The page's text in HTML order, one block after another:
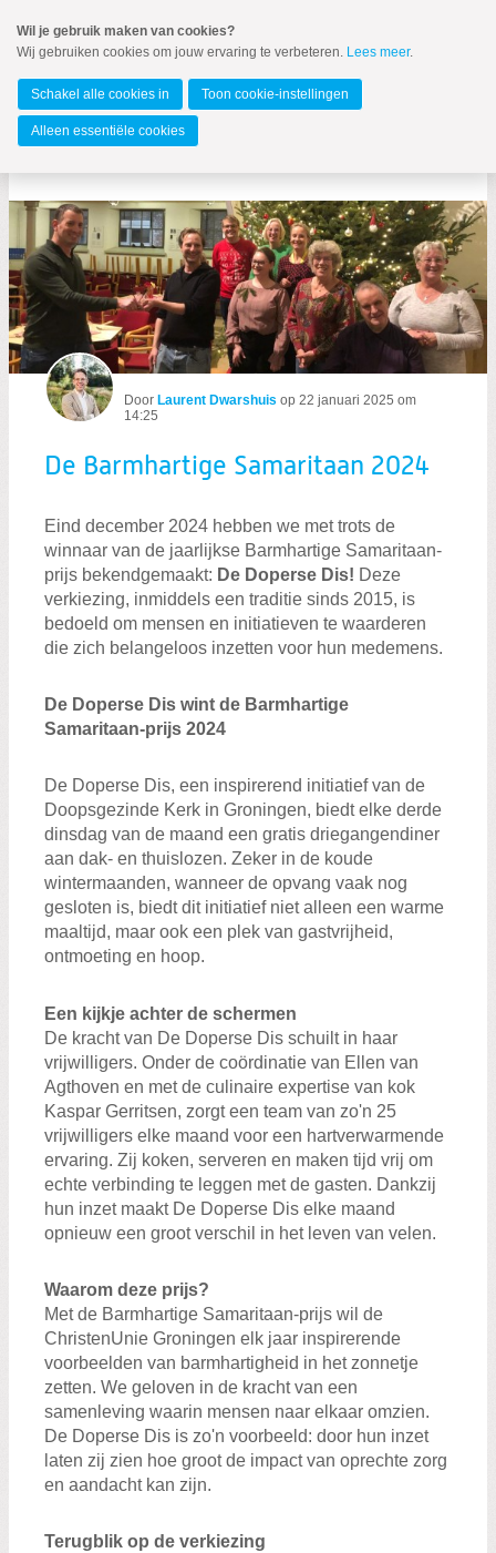
naar
Spring
de
inhoud
Spring
naar
Gemeente Groningen
MENU
Zoeken:
Door Laurent Dwarshuis op 22 januari 2025 om
14:25
De Barmhartige Samaritaan 2024
Eind december 2024 hebben we met trots de
winnaar van de jaarlijkse Barmhartige Samaritaan-
prijs bekendgemaakt: De Doperse Dis! Deze
verkiezing, inmiddels een traditie sinds 2015, is
bedoeld om mensen en initiatieven te waarderen
die zich belangeloos inzetten voor hun medemens.
De Doperse Dis wint de Barmhartige
Samaritaan-prijs 2024
De Doperse Dis, een inspirerend initiatief van de
Doopsgezinde Kerk in Groningen, biedt elke derde
dinsdag van de maand een gratis driegangendiner
aan dak- en thuislozen. Zeker in de koude
wintermaanden, wanneer de opvang vaak nog
gesloten is, biedt dit initiatief niet alleen een warme
maaltijd, maar ook een plek van gastvrijheid,
ontmoeting en hoop.
Een kijkje achter de schermen
De kracht van De Doperse Dis schuilt in haar
vrijwilligers. Onder de coördinatie van Ellen van
Agthoven en met de culinaire expertise van kok
Kaspar Gerritsen, zorgt een team van zo'n 25
vrijwilligers elke maand voor een hartverwarmende
ervaring. Zij koken, serveren en maken tijd vrij om
echte verbinding te leggen met de gasten. Dankzij
hun inzet maakt De Doperse Dis elke maand
opnieuw een groot verschil in het leven van velen.
Waarom deze prijs?
Met de Barmhartige Samaritaan-prijs wil de
ChristenUnie Groningen elk jaar inspirerende
voorbeelden van barmhartigheid in het zonnetje
zetten. We geloven in de kracht van een
samenleving waarin mensen naar elkaar omzien.
De Doperse Dis is zo'n voorbeeld: door hun inzet
laten zij zien hoe groot de impact van oprechte zorg
en aandacht kan zijn.
Terugblik op de verkiezing
Wil je gebruik maken van cookies?
Wij gebruiken cookies om jouw ervaring te verbeteren. Lees meer.
Schakel alle cookies in Toon cookie-instellingen
Alleen essentiële cookies